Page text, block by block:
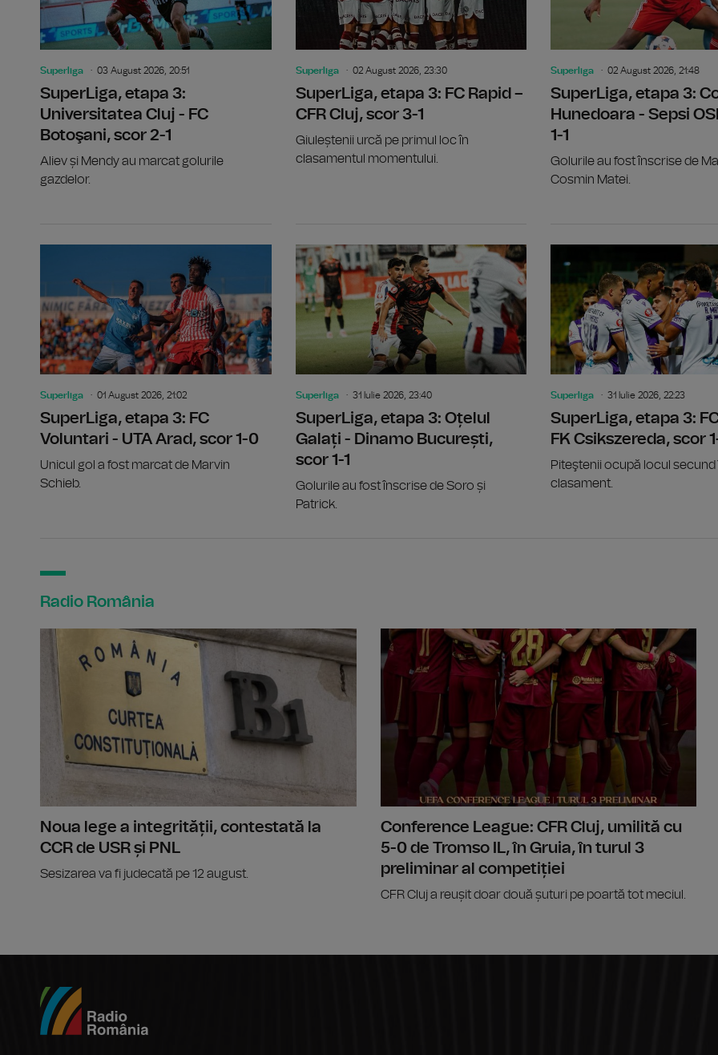
Superliga 03 August 2026, 20:51
SuperLiga, etapa 3:
Universitatea Cluj - FC
Botoşani, scor 2-1
Aliev și Mendy au marcat golurile
gazdelor.
Superliga 02 August 2026, 23:30
SuperLiga, etapa 3: FC Rapid –
CFR Cluj, scor 3-1
Giuleștenii urcă pe primul loc în
clasamentul momentului.
Superliga 02 August 2026, 21:48
SuperLiga, etapa 3:
Hunedoara - Sepsi
1-1
Golurile au fost înscrise de
Cosmin Matei.
Superliga 01 August 2026, 21:02
SuperLiga, etapa 3: FC
Voluntari - UTA Arad, scor 1-0
Unicul gol a fost marcat de Marvin
Schieb.
Superliga 31 Iulie 2026, 23:40
SuperLiga, etapa 3: Oțelul
Galați - Dinamo București,
scor 1-1
Golurile au fost înscrise de Soro și
Patrick.
Superliga 31 Iulie 2026, 22:23
SuperLiga, etapa 3:
FK Csikszereda, scor
Piteştenii ocupă locul secund
clasament.
Radio România
Noua lege a integrității, contestată la
CCR de USR și PNL
Sesizarea va fi judecată pe 12 august.
Noua
Conference League: CFR Cluj, umilită cu
5-0 de Tromso IL, în Gruia, în turul 3
preliminar al competiției
CFR Cluj a reușit doar două șuturi pe poartă tot meciul.